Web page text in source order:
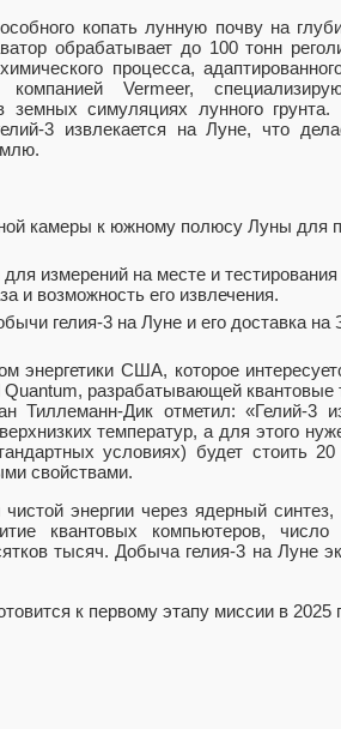
копать лунную почву на
обрабатывает до 100 тонн
процесса,
Vermeer,
земных симуляциях лунного
3 извлекается на Луне, что
камеры к южному полюсу Луны для
измерений на месте и тестирования
и возможность его извлечения.
гелия-3 на Луне и его доставка
энергетики США, которое
разрабатывающей квантовые
Тиллеманн-Дик отметил: «Гелий-3
температур, а для этого
условиях) будет стоить
свойствами.
энергии через ядерный
квантовых компьютеров,
тысяч. Добыча гелия-3 на Луне
к первому этапу миссии в 2025